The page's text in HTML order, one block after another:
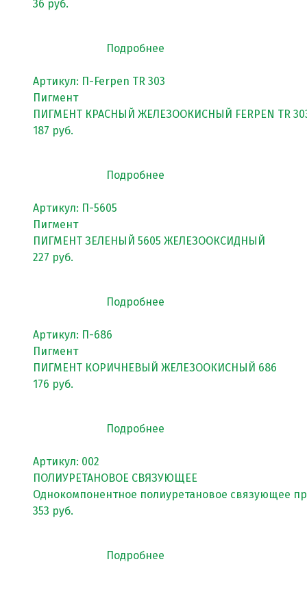
Покрытия для беговых дорожек
Универсальные антискользящие покрытия
Искусственная трава
Резиновая плитка
Резиновый бордюр
Рулонное резиновое покрытие
Каменный ковер
Резиновая крошка
Клей
Цветная окрашенная крошка Eco Color Mill
Черная SBR крошка
TPV крошка
Детские городки
36 руб.
Подробнее
Артикул: П-Ferpen TR 303
Пигмент
ПИГМЕНТ КРАСНЫЙ ЖЕЛЕЗООКИСНЫЙ FERPEN TR
187 руб.
Подробнее
Артикул: П-5605
Пигмент
ПИГМЕНТ ЗЕЛЕНЫЙ 5605 ЖЕЛЕЗООКСИДНЫЙ
227 руб.
Подробнее
Артикул: П-686
Пигмент
ПИГМЕНТ КОРИЧНЕВЫЙ ЖЕЛЕЗООКИСНЫЙ 686
176 руб.
Подробнее
Артикул: 002
ПОЛИУРЕТАНОВОЕ СВЯЗУЮЩЕЕ
Однокомпонентное полиуретановое связующее
353 руб.
Подробнее